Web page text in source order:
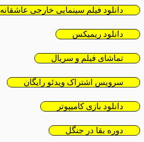
دانلود فیلم سینمایی خارجی عاشقانه
دانلود ریمیکس
تماشای فیلم و سریال
سرویس اشتراک ویدئو رایگان
دانلود بازی کامیپوتر
دوره بقا در جنگل